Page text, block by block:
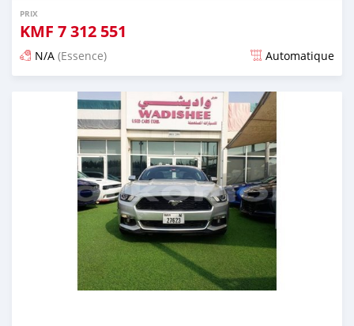
PRIX
KMF 7 312 551
N/A (Essence) Automatique
Publié il y a presque 6 ans